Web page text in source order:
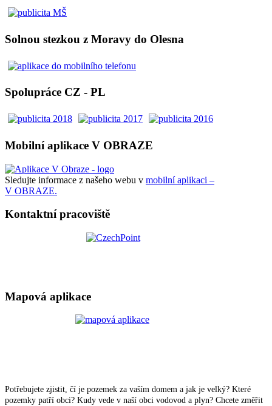
Solnou stezkou z Moravy do Olesna
Spolupráce CZ - PL
Mobilní aplikace V OBRAZE
Sledujte informace z našeho webu v mobilní aplikaci –
V OBRAZE.
Kontaktní pracoviště
Mapová aplikace
Potřebujete zjistit, čí je pozemek za vaším domem a jak je velký? Které
pozemky patří obci? Kudy vede v naší obci vodovod a plyn? Chcete změřit